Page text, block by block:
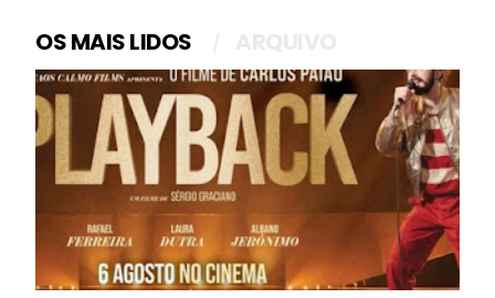
OS MAIS LIDOS